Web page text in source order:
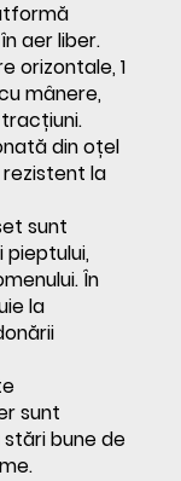
aer liber.
orizontale, 1
mânere,
din oțel
la
sunt
În
la
sunt
bune de